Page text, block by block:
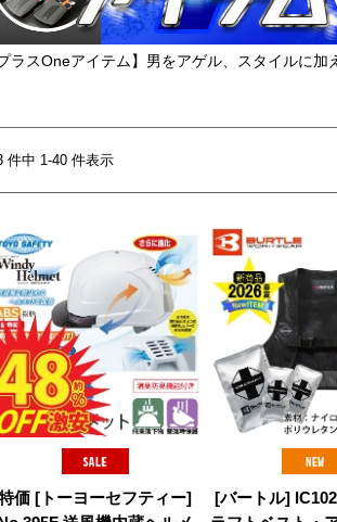
件中 1-40 件表示
価 [トーヨーセフティー]
[バートル]